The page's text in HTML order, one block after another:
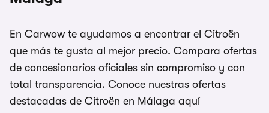
En Carwow te ayudamos a encontrar el Citroën
que más te gusta al mejor precio. Compara ofertas
de concesionarios oficiales sin compromiso y con
total transparencia. Conoce nuestras ofertas
destacadas de Citroën en Málaga aquí